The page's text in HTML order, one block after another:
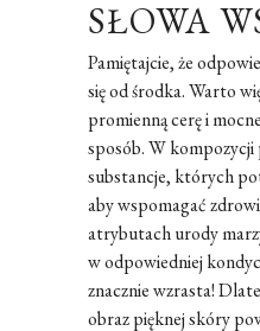
SŁOWA
Pamiętajcie, że
się od środka. Warto
promienną cerę i
sposób. W
substancje, których
aby wspomagać
atrybutach urody
w odpowiedniej
znacznie wzrasta!
obraz pięknej skóry